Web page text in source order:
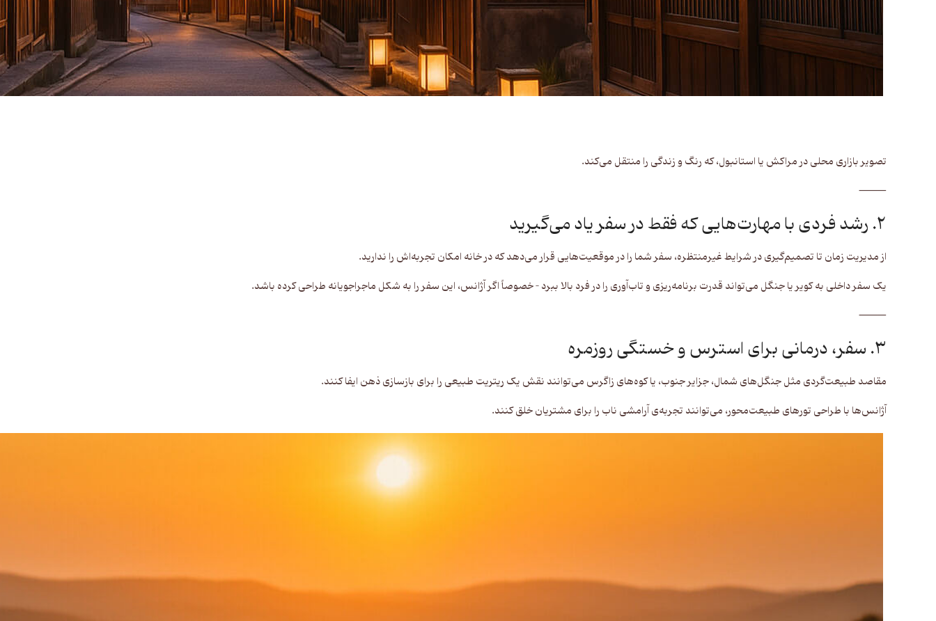
تصویر بازاری محلی در مراکش یا استانبول، که رنگ و زندگی را منتقل می‌کند.
⸻
۲. رشد فردی با مهارت‌هایی که فقط در سفر یاد می‌گیرید
از مدیریت زمان تا تصمیم‌گیری در شرایط غیرمنتظره، سفر شما را در موقعیت‌هایی قرار می‌دهد که در خانه امکان تجربه‌اش را ندارید.
یک سفر داخلی به کویر یا جنگل می‌تواند قدرت برنامه‌ریزی و تاب‌آوری را در فرد بالا ببرد – خصوصاً اگر آژانس، این سفر را به شکل ماجراجویانه طراحی کرده باشد.
⸻
۳. سفر، درمانی برای استرس و خستگی روزمره
مقاصد طبیعت‌گردی مثل جنگل‌های شمال، جزایر جنوب، یا کوه‌های زاگرس می‌توانند نقش یک ریتریت طبیعی را برای بازسازی ذهن ایفا کنند.
آژانس‌ها با طراحی تورهای طبیعت‌محور، می‌توانند تجربه‌ی آرامشی ناب را برای مشتریان خلق کنند.